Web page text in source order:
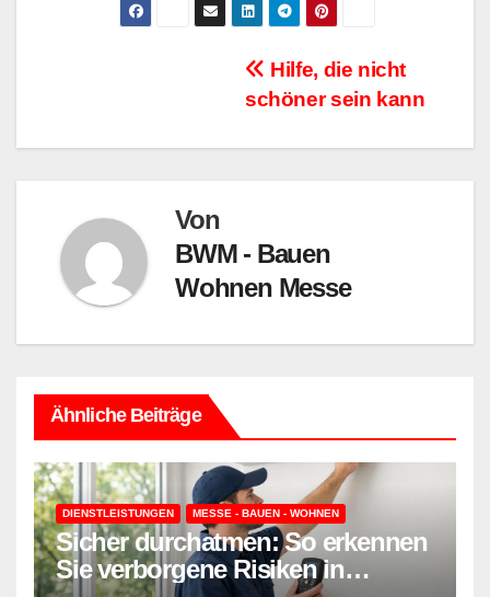
BeitragsnavigationHilfe, die nicht
schöner sein kann
Von
BWM - Bauen
Wohnen Messe
Ähnliche Beiträge
DIENSTLEISTUNGEN MESSE - BAUEN - WOHNEN
Sicher durchatmen: So erkennen
Sie verborgene Risiken in